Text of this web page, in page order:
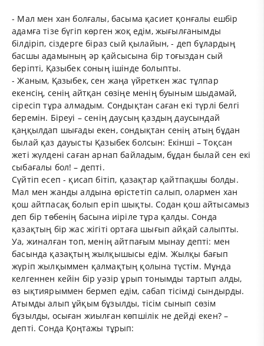
- Мал мен хан болғалы, басыма қасиет қонғалы ешбір
адамға тізе бүгіп көрген жоқ едім, жығылғанымды
білдіріп, сіздерге біраз сый қылайын, - деп бұлардың
басшы адамының әр қайсысына бір тоғыздан сый
беріпті, Қазыбек соның ішінде болыпты.
- Жаным, Қазыбек, сен жаңа үйреткен жас тұлпар
екенсің, сенің айтқан сөзіңе менің буыным шыдамай,
сіресіп тұра алмадым. Сондықтан саған екі түрлі белгі
беремін. Біреуі – сенің даусың қаздың даусындай
қаңқылдап шығады екен, сондықтан сенің атың бұдан
былай қаз дауысты Қазыбек болсын: Екінші – Тоқсан
жеті жүлдені саған арнап байладым, бұдан былай сен екі
сыбағалы бол! – депті.
Сүйтіп есеп - қисап бітіп, қазақтар қайтпақшы болды.
Мал мен жанды алдына өрістетіп салып, олармен хан
қош айтпасақ болып еріп шықты. Содан қош айтысамыз
деп бір төбенің басына иіріле тұра қалды. Сонда
қазақтың бір жас жігіті ортаға шығып айқай салыпты.
Уа, жиналған топ, менің айтпағым мынау депті: мен
басында қазақтың жылқышысы едім. Жылқы бағып
жүріп жылқыммен қалмақтың қолына түстім. Мұнда
келгеннен кейін бір уәзір ұрып тонымды тартып алды,
өз ықтиярыммен бермеп едім, сабап тісімді сындырды.
Атымды алып ұйқым бұзылды, тісім сынып сөзім
бұзылды, осыған жиылған көпшілік не дейді екен? –
депті. Сонда Қоңтажы тұрып: